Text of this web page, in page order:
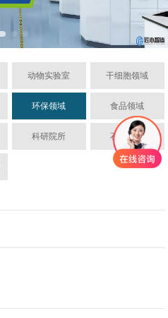
动物实验室 干细胞领域
环保领域 食品领域
科研院所 石油化工